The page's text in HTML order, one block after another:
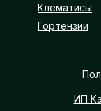
Гортензии
Клематисы
ИП